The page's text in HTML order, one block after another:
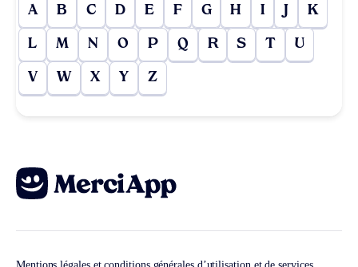
A B C D E F G H I J K
L M N O P Q R S T U
V W X Y Z